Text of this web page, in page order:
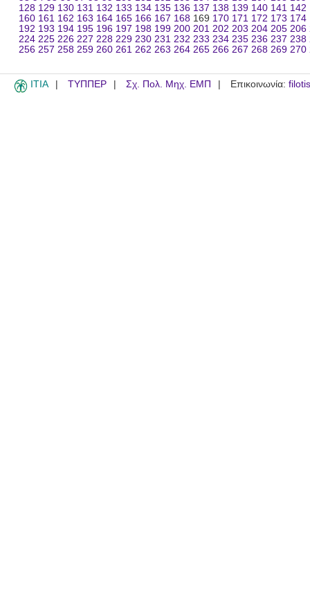
128 129 130 131 132 133 134 135 136 137 138 139 140 141 142
160 161 162 163 164 165 166 167 168 169 170 171 172 173 174
192 193 194 195 196 197 198 199 200 201 202 203 204 205 206
224 225 226 227 228 229 230 231 232 233 234 235 236 237 238
256 257 258 259 260 261 262 263 264 265 266 267 268 269 270
ITIA ΤΥΠΠΕΡ Σχ. Πολ. Μηχ. ΕΜΠ Επικοινωνία: